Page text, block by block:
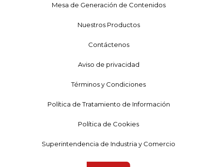
Mesa de Generación de Contenidos
Nuestros Productos
Contáctenos
Aviso de privacidad
Términos y Condiciones
Política de Tratamiento de Información
Política de Cookies
Superintendencia de Industria y Comercio